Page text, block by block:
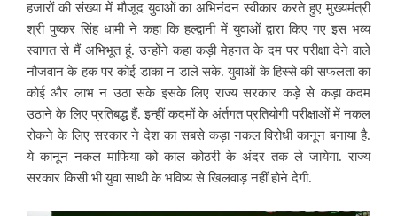
हजारों की संख्या में मौजूद युवाओं का अभिनंदन स्वीकार करते हुए मुख्यमंत्री
श्री पुष्कर सिंह धामी ने कहा कि हल्द्वानी में युवाओं द्वारा किए गए इस भव्य
स्वागत से मैं अभिभूत हूं. उन्होंने कहा कड़ी मेहनत के दम पर परीक्षा देने वाले
नौजवान के हक पर कोई डाका न डाले सके. युवाओं के हिस्से की सफलता का
कोई और लाभ न उठा सके इसके लिए राज्य सरकार कड़े से कड़ा कदम
उठाने के लिए प्रतिबद्ध हैं. इन्हीं कदमों के अंर्तगत प्रतियोगी परीक्षाओं में नकल
रोकने के लिए सरकार ने देश का सबसे कड़ा नकल विरोधी कानून बनाया है.
ये कानून नकल माफिया को काल कोठरी के अंदर तक ले जायेगा. राज्य
सरकार किसी भी युवा साथी के भविष्य से खिलवाड़ नहीं होने देगी.